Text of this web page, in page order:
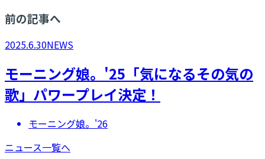
前の記事へ
2025.6.30NEWS
モーニング娘。'25「気になるその気の
歌」パワープレイ決定！
モーニング娘。'26
ニュース一覧へ